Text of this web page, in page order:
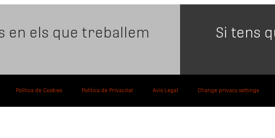
en els que treballem
Si tens
Política de Cookies Política de Privacitat Avís Legal Change privacy settings